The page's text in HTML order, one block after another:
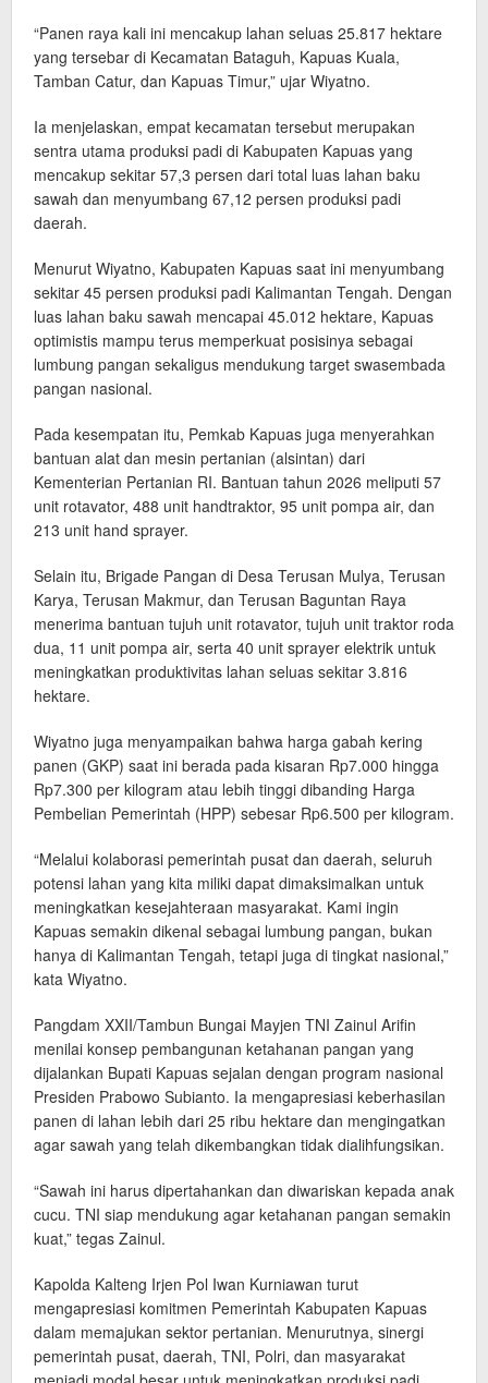
“Panen raya kali ini mencakup lahan seluas 25.817 hektare
yang tersebar di Kecamatan Bataguh, Kapuas Kuala,
Tamban Catur, dan Kapuas Timur,” ujar Wiyatno.
Ia menjelaskan, empat kecamatan tersebut merupakan
sentra utama produksi padi di Kabupaten Kapuas yang
mencakup sekitar 57,3 persen dari total luas lahan baku
sawah dan menyumbang 67,12 persen produksi padi
daerah.
Menurut Wiyatno, Kabupaten Kapuas saat ini menyumbang
sekitar 45 persen produksi padi Kalimantan Tengah. Dengan
luas lahan baku sawah mencapai 45.012 hektare, Kapuas
optimistis mampu terus memperkuat posisinya sebagai
lumbung pangan sekaligus mendukung target swasembada
pangan nasional.
Pada kesempatan itu, Pemkab Kapuas juga menyerahkan
bantuan alat dan mesin pertanian (alsintan) dari
Kementerian Pertanian RI. Bantuan tahun 2026 meliputi 57
unit rotavator, 488 unit handtraktor, 95 unit pompa air, dan
213 unit hand sprayer.
Selain itu, Brigade Pangan di Desa Terusan Mulya, Terusan
Karya, Terusan Makmur, dan Terusan Baguntan Raya
menerima bantuan tujuh unit rotavator, tujuh unit traktor roda
dua, 11 unit pompa air, serta 40 unit sprayer elektrik untuk
meningkatkan produktivitas lahan seluas sekitar 3.816
hektare.
Wiyatno juga menyampaikan bahwa harga gabah kering
panen (GKP) saat ini berada pada kisaran Rp7.000 hingga
Rp7.300 per kilogram atau lebih tinggi dibanding Harga
Pembelian Pemerintah (HPP) sebesar Rp6.500 per kilogram.
“Melalui kolaborasi pemerintah pusat dan daerah, seluruh
potensi lahan yang kita miliki dapat dimaksimalkan untuk
meningkatkan kesejahteraan masyarakat. Kami ingin
Kapuas semakin dikenal sebagai lumbung pangan, bukan
hanya di Kalimantan Tengah, tetapi juga di tingkat nasional,”
kata Wiyatno.
Pangdam XXII/Tambun Bungai Mayjen TNI Zainul Arifin
menilai konsep pembangunan ketahanan pangan yang
dijalankan Bupati Kapuas sejalan dengan program nasional
Presiden Prabowo Subianto. Ia mengapresiasi keberhasilan
panen di lahan lebih dari 25 ribu hektare dan mengingatkan
agar sawah yang telah dikembangkan tidak dialihfungsikan.
“Sawah ini harus dipertahankan dan diwariskan kepada anak
cucu. TNI siap mendukung agar ketahanan pangan semakin
kuat,” tegas Zainul.
Kapolda Kalteng Irjen Pol Iwan Kurniawan turut
mengapresiasi komitmen Pemerintah Kabupaten Kapuas
dalam memajukan sektor pertanian. Menurutnya, sinergi
pemerintah pusat, daerah, TNI, Polri, dan masyarakat